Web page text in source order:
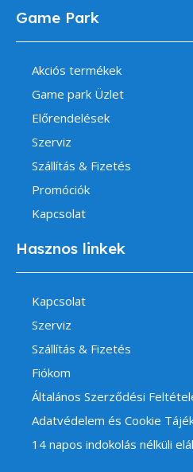
Game Park
Akciós termékek
Game park Üzlet
Előrendelések
Szerviz
Szállítás & Fizetés
Promóciók
Kapcsolat
Hasznos linkek
Kapcsolat
Szerviz
Szállítás & Fizetés
Fiókom
Általános Szerződési
Adatvédelem és Cookie
14 napos indokolás nélküli